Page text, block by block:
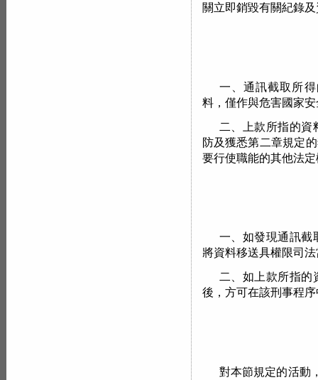
關立即銷毀有關紀錄
一、通訊截取所
料，僅作與危害國家
二、上款所指的
防及獲悉第二章規定
要行使職能的其他法
一、如發現通訊截
將資料移送具權限司
二、如上款所指
後，方可在該刑事程
對本節規定的活動